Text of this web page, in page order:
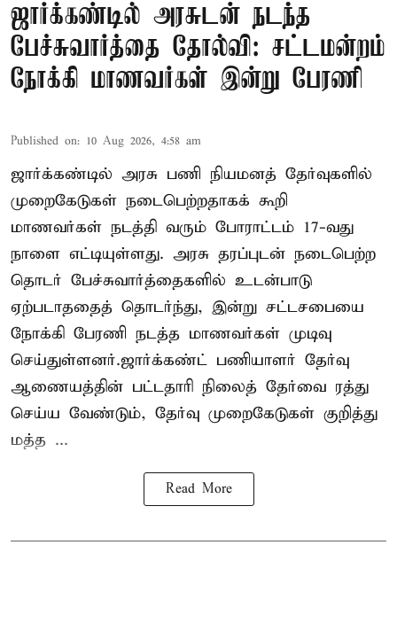
ஜார்க்கண்டில் அரசுடன் நடந்த
பேச்சுவார்த்தை தோல்வி: சட்டமன்றம்
நோக்கி மாணவர்கள் இன்று பேரணி
Published on: 10 Aug 2026, 4:58 am
ஜார்க்கண்டில் அரசு பணி நியமனத் தேர்வுகளில்
முறைகேடுகள் நடைபெற்றதாகக் கூறி
மாணவர்கள் நடத்தி வரும் போராட்டம் 17-வது
நாளை எட்டியுள்ளது. அரசு தரப்புடன் நடைபெற்ற
தொடர் பேச்சுவார்த்தைகளில் உடன்பாடு
ஏற்படாததைத் தொடர்ந்து, இன்று சட்டசபையை
நோக்கி பேரணி நடத்த மாணவர்கள் முடிவு
செய்துள்ளனர்.ஜார்க்கண்ட் பணியாளர் தேர்வு
ஆணையத்தின் பட்டதாரி நிலைத் தேர்வை ரத்து
செய்ய வேண்டும், தேர்வு முறைகேடுகள் குறித்து
மத்த ...
Read More